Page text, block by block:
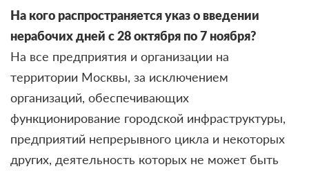
На кого распространяется указ о введении
нерабочих дней с 28 октября по 7 ноября?
На все предприятия и организации на
территории Москвы, за исключением
организаций, обеспечивающих
функционирование городской инфраструктуры,
предприятий непрерывного цикла и некоторых
других, деятельность которых не может быть